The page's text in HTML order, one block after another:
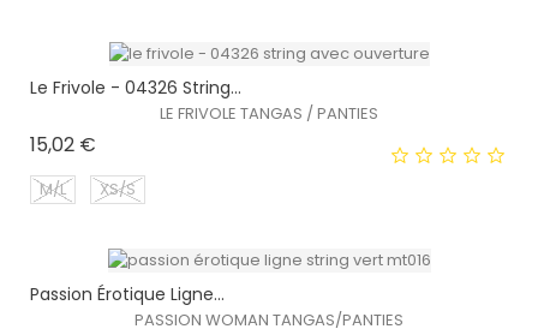
EXCLUSIVITÉ WEB !
EXCLUSIVITÉ WEB !
Le Frivole - 04326 String...
LE FRIVOLE TANGAS / PANTIES
15,02 €
M/L XS/S
Passion Érotique Ligne...
PASSION WOMAN TANGAS/PANTIES